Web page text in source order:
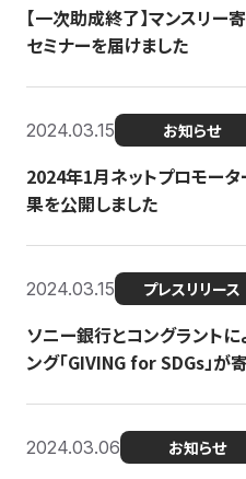
【一次助成終了】マンスリ
セミナーを届けました
2024.03.15 お知らせ
2024年1月ネットプロモータ
果を公開しました
2024.03.15 プレスリリース
ソニー銀行とコングラントに
ング「GIVING for SDGs」が
2024.03.06 お知らせ